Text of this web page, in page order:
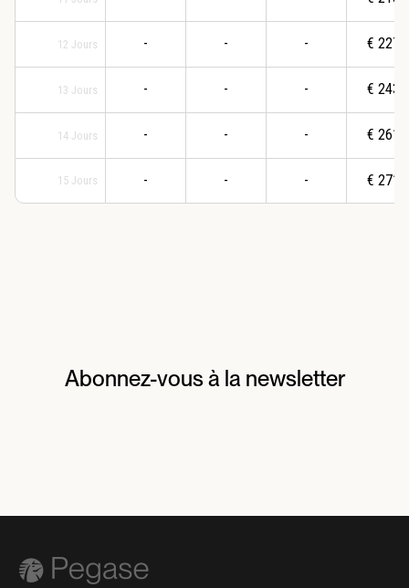
12 Jours
13 Jours
14 Jours
15 Jours
-
-
-
-
-
-
-
-
-
-
-
-
€ 2277
€ 2438
€ 2613
€ 2712
Abonnez-vous à la newsletter